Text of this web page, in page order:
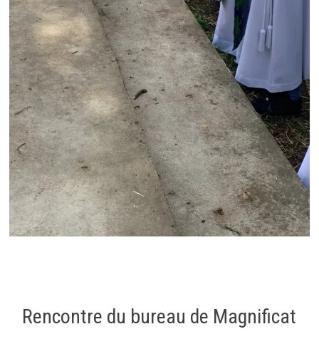
Rencontre du bureau de Magnificat